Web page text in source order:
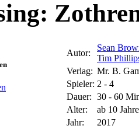
Autor:
Sean
Tim
Verlag: Mr. B.
Spieler: 2 - 4
Dauer: 30 - 60
Alter:
ab 10
Jahr:
2017